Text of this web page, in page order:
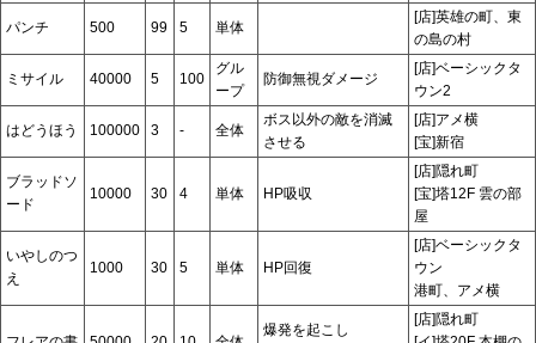
パンチ 500 99 5 単体
[店]英雄の町、東
の島の村
ミサイル 40000 5 100
グル
ープ
防御無視ダメージ
[店]ベーシックタ
ウン2
はどうほう 100000 3 - 全体
ボス以外の敵を消滅
させる
[店]アメ横
[宝]新宿
ブラッドソ
ード
10000 30 4 単体 HP吸収
[店]隠れ町
[宝]塔12F 雲の部
屋
いやしのつ
え
1000 30 5 単体 HP回復
[店]ベーシックタ
ウン
港町、アメ横
爆発を起こし
[店]隠れ町